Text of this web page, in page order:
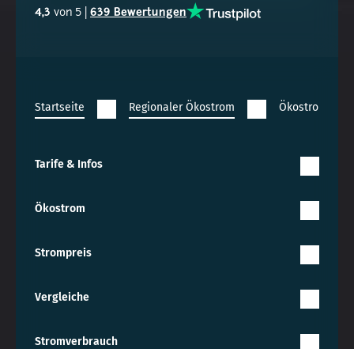
4,3 von 5 | 639 Bewertungen
Startseite Regionaler Ökostrom
Tarife & Infos
Ökostrom
Strompreis
Vergleiche
Stromverbrauch